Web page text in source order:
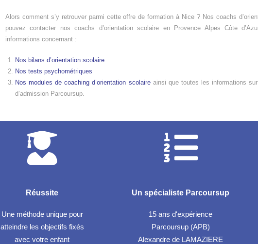
Alors comment s’y retrouver parmi cette offre de formation à Nice ? Nos coachs
pouvez contacter nos coachs d’orientation scolaire en Provence Alpes Côte
informations concernant :
Nos bilans d’orientation scolaire
Nos tests psychométriques
Nos modules de coaching d’orientation scolaireainsi que toutes les informations
d’admission Parcoursup.
Réussite
Une méthode unique pour
atteindre les objectifs fixés
avec votre enfant
Un spécialiste Parcoursup
15 ans d'expérience
Parcoursup (APB)
Alexandre de LAMAZIERE